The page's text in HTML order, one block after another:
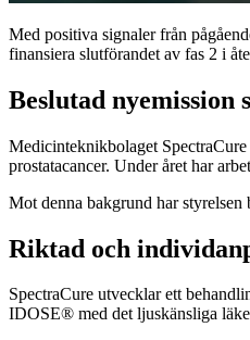
Med positiva signaler från
finansiera slutförandet av fas 2 i
Beslutad
Medicinteknikbolaget
prostatacancer. Under året har
Mot denna bakgrund har
Riktad och
SpectraCure utvecklar ett
IDOSE® med det ljuskänsliga